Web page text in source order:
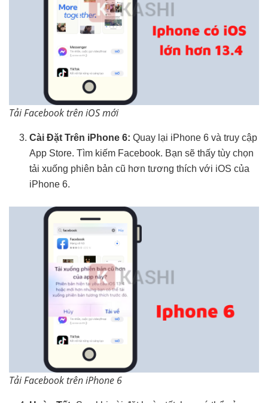
Tải Facebook trên iOS mới
Cài Đặt Trên iPhone 6: Quay lại iPhone 6 và truy cập
App Store. Tìm kiếm Facebook. Bạn sẽ thấy tùy chọn
tải xuống phiên bản cũ hơn tương thích với iOS của
iPhone 6.
Tải Facebook trên iPhone 6